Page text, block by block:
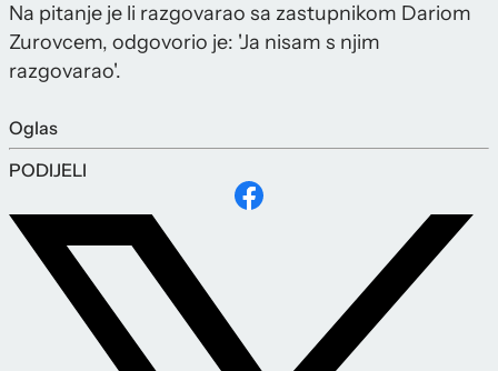
Na pitanje je li razgovarao sa zastupnikom Dariom
Zurovcem, odgovorio je: 'Ja nisam s njim
razgovarao'.
Oglas
PODIJELI